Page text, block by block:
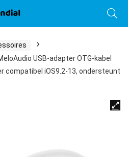
USB-adapter OTG-kabel
compatibel iOS9.2-13, ondersteunt